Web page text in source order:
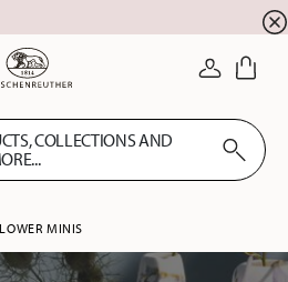
LOGIN
COLLECTIONS AND
MINIS